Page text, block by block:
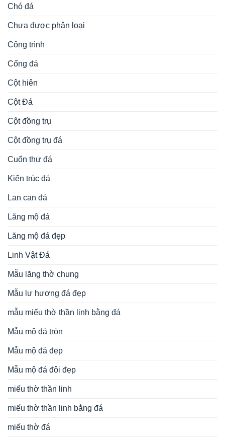
Chó đá
Chưa được phân loại
Công trình
Cổng đá
Cột hiên
Cột Đá
Cột đồng trụ
Cột đồng trụ đá
Cuốn thư đá
Kiến trúc đá
Lan can đá
Lăng mộ đá
Lăng mộ đá đẹp
Linh Vật Đá
Mẫu lăng thờ chung
Mẫu lư hương đá đẹp
mẫu miếu thờ thần linh bằng đá
Mẫu mộ đá tròn
Mẫu mộ đá đẹp
Mẫu mộ đá đôi đẹp
miếu thờ thần linh
miếu thờ thần linh bằng đá
miếu thờ đá